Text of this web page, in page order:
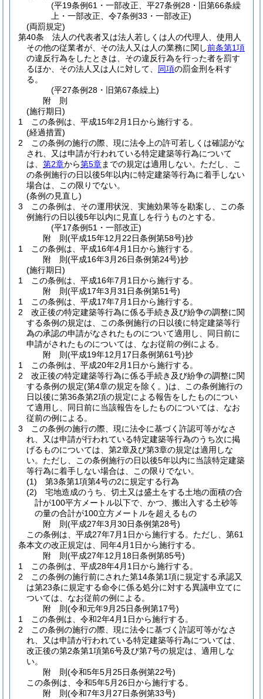
(平19条例61・一部改正、平27条例28・旧第66条繰
上・一部改正、令7条例33・一部改正)
(両罰規定)
第40条
法人の代表者又は法人若しくは人の代理人、使用人
その他の従業者が、その法人又は人の業務に関し前条第1項
の違反行為をしたときは、その違反行為を行った者を罰す
るほか、その法人又は人に対して、 同項の罰金刑を科す
る。
(平27条例28・旧第67条繰上)
附 則
(施行期日)
1
この条例は、平成15年2月1日から施行する。
(経過措置)
2
この条例の施行の際、現に法令上の許可若しくは確認がな
され、又は申請が行われている特定建築等行為について
は、 第2章から第5章までの規定は適用しない。 ただし、こ
の条例施行の日以後5年以内に特定建築等行為に着手しない
場合は、この限りでない。
(条例の見直し)
3
この条例は、その運用状況、実施効果等を勘案し、この条
例施行の日以後5年以内に見直しを行うものとする。
(平17条例51・一部改正)
附 則(平成15年12月22日条例第58号)抄
1
この条例は、平成16年4月1日から施行する。
附 則(平成16年3月26日条例第24号)抄
(施行期日)
1
この条例は、平成16年7月1日から施行する。
附 則(平成17年3月31日条例第51号)
1
この条例は、平成17年7月1日から施行する。
2
改正後の特定建築等行為に係る手続き及び紛争の調整に関
する条例の規定は、この条例施行の日以後に特定建築等行
為の承認の申請がなされたものについて適用し、同日前に
申請がされたものについては、なお従前の例による。
附 則(平成19年12月17日条例第61号)抄
1
この条例は、平成20年2月1日から施行する。
2
改正後の特定建築等行為に係る手続き及び紛争の調整に関
する条例の規定(第4章の規定を除く。)は、この条例施行の
日以後に第36条第2項の規定による報告をしたものについ
て適用し、同日前に当該報告をしたものについては、なお
従前の例による。
3
この条例の施行の際、現に法令に基づく許認可等がなさ
れ、又は申請が行われている特定建築等行為のうち次に掲
げるものについては、第2章及び第3章の規定は適用しな
い。 ただし、この条例施行の日以後5年以内に当該特定建築
等行為に着手しない場合は、この限りでない。
(1)
第3条第1項第4号の2に規定する行為
(2)
宅地造成のうち、切土又は盛土をする土地の面積の合
計が100平方メートル以下で、かつ、搬出入する土砂等
の量の合計が100立方メートルを超えるもの
附 則(平成27年3月30日条例第28号)
この条例は、平成27年7月1日から施行する。 ただし、第61
条本文の改正規定は、同年4月1日から施行する。
附 則(平成27年12月18日条例第85号)
1
この条例は、平成28年4月1日から施行する。
2
この条例の施行前にされた第14条第1項に規定する承認又
は第23条に規定する命令に係る処分に対する異議申立てに
ついては、なお従前の例による。
附 則(令和元年9月25日条例第17号)
1
この条例は、令和2年4月1日から施行する。
2
この条例の施行の際、現に法令に基づく許認可等がなさ
れ、又は申請が行われている特定建築等行為については、
改正後の第2条第1項第6号及び第7号の規定は、適用しな
い。
附 則(令和5年5月25日条例第22号)
この条例は、令和5年5月26日から施行する。
附 則(令和7年3月27日条例第33号)